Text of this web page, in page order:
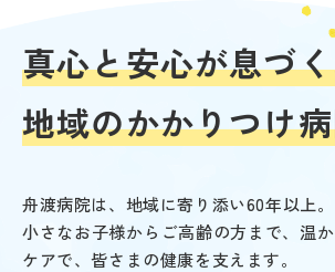
真心と安心が息づ
地域のかかりつけ
舟渡病院は、地域に寄り添い60年以上。
小さなお子様からご高齢の方まで、温
ケアで、皆さまの健康を支えます。